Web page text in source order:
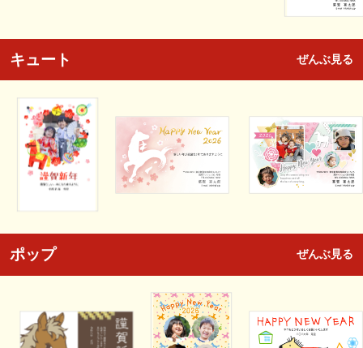
キュート ぜんぶ見る
ポップ ぜんぶ見る